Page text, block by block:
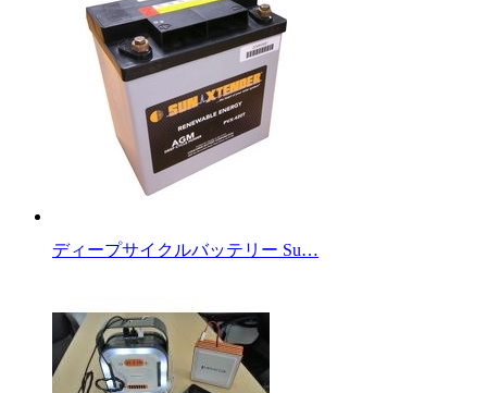
ディープサイクルバッテリー Su…